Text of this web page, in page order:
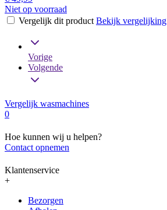
Niet op voorraad
Vergelijk dit product Bekijk vergelijking
Vorige
Volgende
Vergelijk wasmachines
0
Hoe kunnen wij u helpen?
Contact opnemen
Klantenservice
+
Bezorgen